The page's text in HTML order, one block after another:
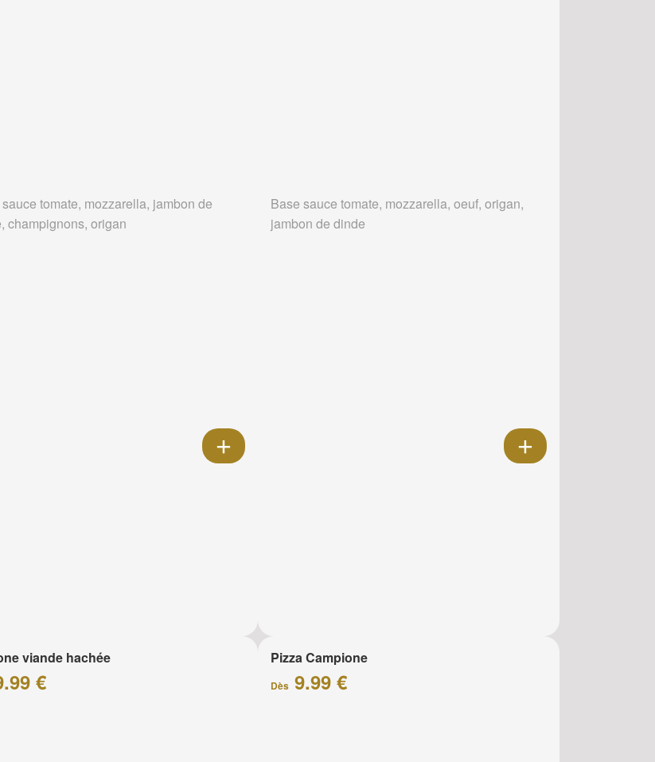
tomate, mozzarella, jambon de
champignons, origan
Base sauce tomate, mozzarella, oeuf, origan,
jambon de dinde
viande hachée
€
Pizza Campione
Dès 9.99 €